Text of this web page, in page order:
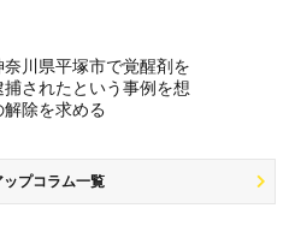
奈川県平塚市で覚醒剤を
されたという事例を想
除を求める
ップコラム一覧